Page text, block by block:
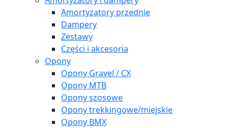
Amortyzatory przednie
Dampery
Zestawy
Części i akcesoria
Opony
Opony Gravel / CX
Opony MTB
Opony szosowe
Opony trekkingowe/miejskie
Opony BMX